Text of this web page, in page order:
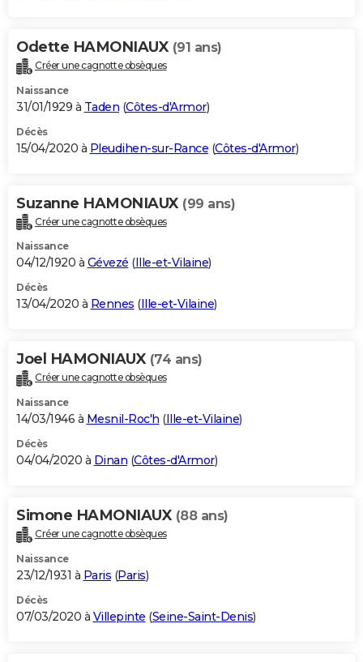
Odette HAMONIAUX (91 ans)
Créer une cagnotte obsèques
Naissance
31/01/1929 à Taden (Côtes-d'Armor)
Décès
15/04/2020 à Pleudihen-sur-Rance (Côtes-d'Armor)
Suzanne HAMONIAUX (99 ans)
Créer une cagnotte obsèques
Naissance
04/12/1920 à Gévezé (Ille-et-Vilaine)
Décès
13/04/2020 à Rennes (Ille-et-Vilaine)
Joel HAMONIAUX (74 ans)
Créer une cagnotte obsèques
Naissance
14/03/1946 à Mesnil-Roc'h (Ille-et-Vilaine)
Décès
04/04/2020 à Dinan (Côtes-d'Armor)
Simone HAMONIAUX (88 ans)
Créer une cagnotte obsèques
Naissance
23/12/1931 à Paris (Paris)
Décès
07/03/2020 à Villepinte (Seine-Saint-Denis)